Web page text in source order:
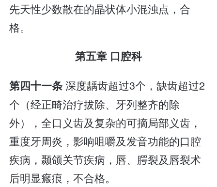
先天性少数散在的晶状体小混浊点，合
格。
第五章 口腔科
第四十一条深度龋齿超过3个，缺齿超过2
个（经正畸治疗拔除、牙列整齐的除
外），全口义齿及复杂的可摘局部义齿，
重度牙周炎，影响咀嚼及发音功能的口腔
疾病，颞颌关节疾病，唇、腭裂及唇裂术
后明显瘢痕，不合格。